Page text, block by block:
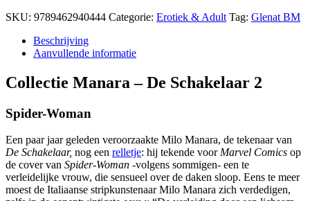
SKU: 9789462940444 Categorie: Erotiek & Adult Tag: Glenat BM
Beschrijving
Aanvullende informatie
Collectie Manara – De Schakelaar 2
Spider-Woman
Een paar jaar geleden veroorzaakte Milo Manara, de tekenaar van
De Schakelaar, nog een relletje: hij tekende voor Marvel Comics op
de cover van Spider-Woman -volgens sommigen- een te
verleidelijke vrouw, die sensueel over de daken sloop. Eens te meer
moest de Italiaanse stripkunstenaar Milo Manara zich verdedigen,